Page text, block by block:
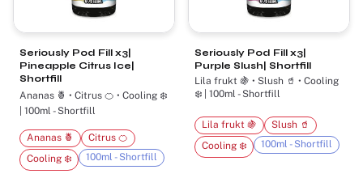
Seriously Pod Fill x3|
Pineapple Citrus Ice|
Shortfill
Ananas 🍍 • Citrus 🍊 • Cooling ❄️
| 100ml - Shortfill
Ananas 🍍
Citrus 🍊
Cooling ❄️
100ml - Shortfill
Seriously Pod Fill x3|
Purple Slush| Shortfill
Lila frukt 🍇 • Slush 🥤 • Cooling
❄️ | 100ml - Shortfill
Lila frukt 🍇
Slush 🥤
Cooling ❄️
100ml - Shortfill